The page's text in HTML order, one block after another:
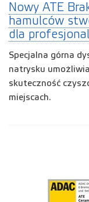
Nowy ATE
hamulców
dla
Specjalna górna
natrysku
skuteczność
miejscach.